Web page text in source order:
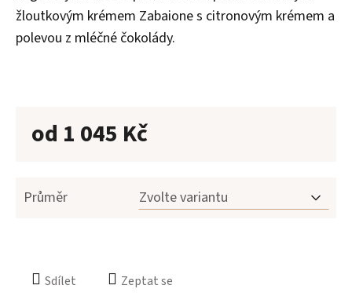
od 1 045 Kč
Průměr
žloutkovým krémem Zabaione s citronovým krémem a
polevou z mléčné čokolády.
Zeptat se
Sdílet